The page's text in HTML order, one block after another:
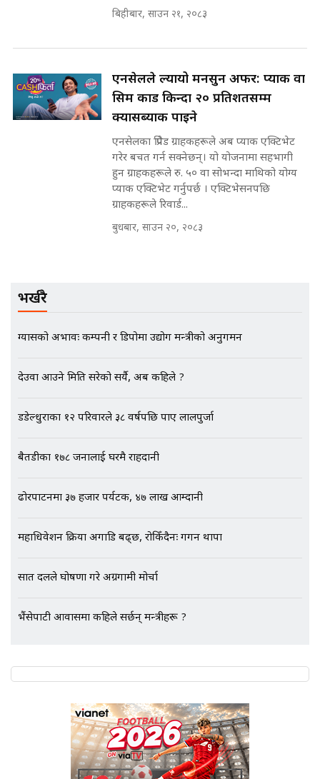
कहिले बन्ला चक्रपथ ? विस्तार कार्यमा
SIDHAKURA |
||
मन्त्रीले घुस डिल गरेको अडियो ! दुई झोला
नोट मन्त्रीलाई घुस | SIDHAKURA |
SIDHAKURA INVESTIGATION |
मृतकका परिवारप्रति मेडिकल काउन्सीलको
गोप्य अडियो र म्यासेज, गृह मन्त्रालय
कनेक्सन ! || VISIT VISA SCAM
भिजिट भिसामा गृह मन्त्रालयकै सेटिङः१
अर्ब बढी घुस!|| SIDHAKURA ||
एभरेष्ट अस्पताल फलोअपः CCTV फुटेज
Followup: CCTV Footage Lost |
SIDHAKURA |
बिहीबार, साउन २१, २०८३
एनसेलले ल्यायो मनसुन अफर: प्याक वा
सिम कार्ड किन्दा २० प्रतिशतसम्म
क्यासब्याक पाइने
एनसेलका प्रिपेड ग्राहकहरूले अब प्याक एक्टिभेट
गरेर बचत गर्न सक्नेछन्। यो योजनामा सहभागी
हुन ग्राहकहरूले रु. ५० वा सोभन्दा माथिको योग्य
प्याक एक्टिभेट गर्नुपर्छ । एक्टिभेसनपछि
ग्राहकहरूले रिवार्ड...
बुधबार, साउन २०, २०८३
भर्खरै
ग्यासको अभावः कम्पनी र डिपोमा उद्योग मन्त्रीको अनुगमन
देउवा आउने मिति सरेको सर्यै, अब कहिले ?
डडेल्धुराका १२ परिवारले ३८ वर्षपछि पाए लालपुर्जा
बैतडीका १७८ जनालाई घरमै राहदानी
ढोरपाटनमा ३७ हजार पर्यटक, ४७ लाख आम्दानी
महाधिवेशन प्रक्रिया अगाडि बढ्छ, रोकिँदैनः गगन थापा
सात दलले घोषणा गरे अग्रगामी मोर्चा
भैंसेपाटी आवासमा कहिले सर्छन् मन्त्रीहरू ?